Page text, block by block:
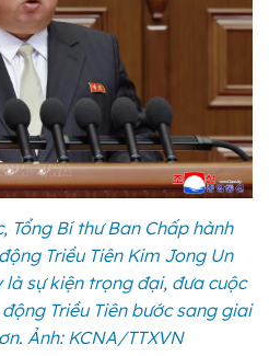
Tổng Bí thư Ban Chấp hành
Triều Tiên Kim Jong Un
sự kiện trọng đại, đưa cuộc
Triều Tiên bước sang giai
Ảnh: KCNA/TTXVN